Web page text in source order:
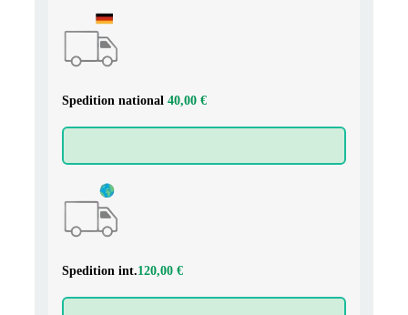
Spedition national 40,00 €
Spedition int.120,00 €